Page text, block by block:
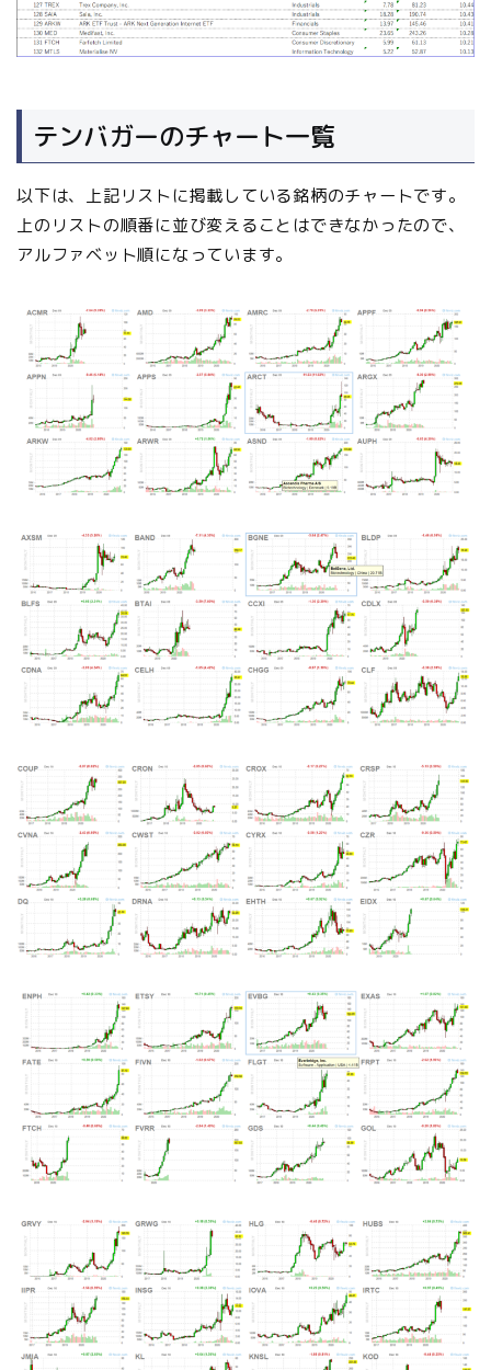
テンバガーのチャート一覧
以下は、上記リストに掲載している銘柄のチャートです。
上のリストの順番に並び変えることはできなかったので、
アルファベット順になっています。